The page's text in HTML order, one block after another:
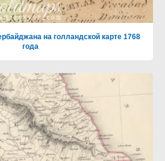
на голландской карте 1768
года